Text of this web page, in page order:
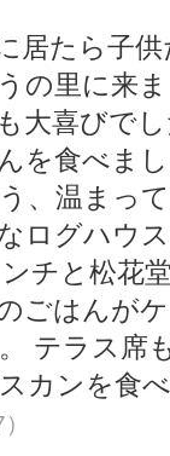
居たら子
の里に来
大喜びで
を食べま
、温まっ
ログハウ
チと松花
ごはんが
テラス席
カンを食